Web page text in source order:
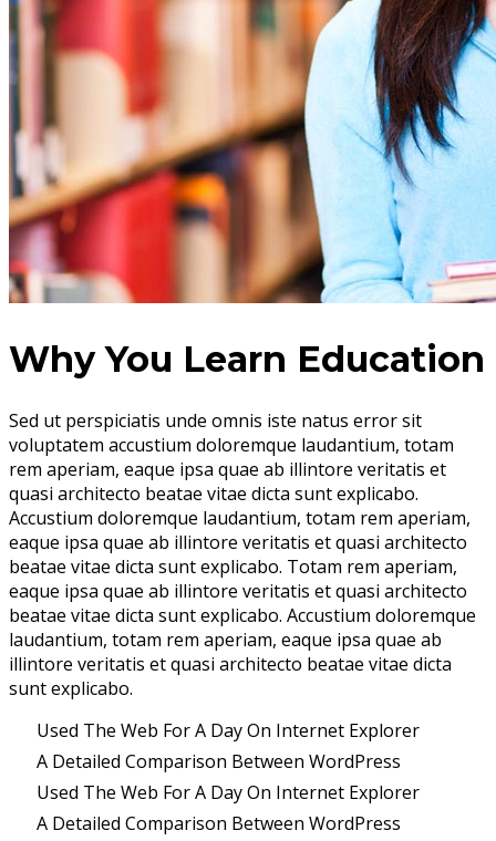
Why You Learn Education
Sed ut perspiciatis unde omnis iste natus error sit
voluptatem accustium doloremque laudantium, totam
rem aperiam, eaque ipsa quae ab illintore veritatis et
quasi architecto beatae vitae dicta sunt explicabo.
Accustium doloremque laudantium, totam rem aperiam,
eaque ipsa quae ab illintore veritatis et quasi architecto
beatae vitae dicta sunt explicabo. Totam rem aperiam,
eaque ipsa quae ab illintore veritatis et quasi architecto
beatae vitae dicta sunt explicabo. Accustium doloremque
laudantium, totam rem aperiam, eaque ipsa quae ab
illintore veritatis et quasi architecto beatae vitae dicta
sunt explicabo.
Used The Web For A Day On Internet Explorer
A Detailed Comparison Between WordPress
Used The Web For A Day On Internet Explorer
A Detailed Comparison Between WordPress